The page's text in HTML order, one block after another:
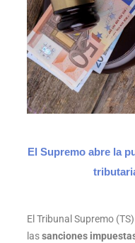
El Supremo abre la
El Tribunal Supremo
lassanciones